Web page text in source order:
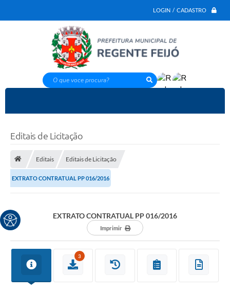
LOGIN / CADASTRO
O que voce procura?
Editais de Licitação
Editais Editais de Licitação
EXTRATO CONTRATUAL PP 016/2016
EXTRATO CONTRATUAL PP 016/2016
Imprimir
3